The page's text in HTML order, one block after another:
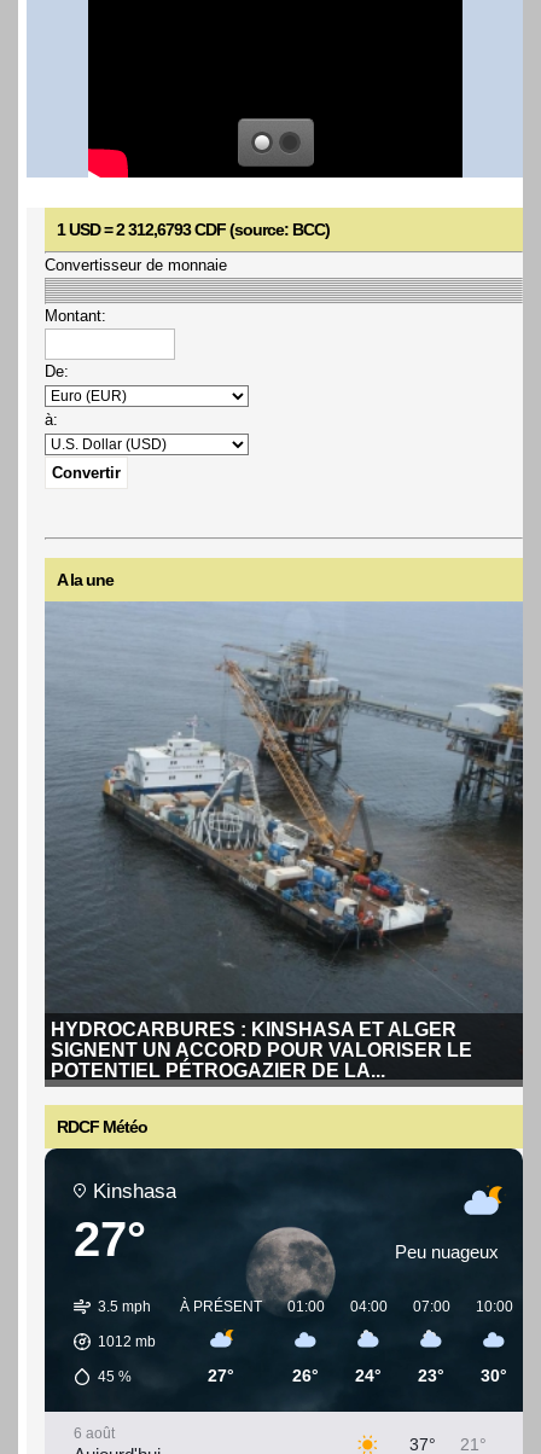
1 USD = 2 312,6793 CDF (source: BCC)
Convertisseur de monnaie
Montant:
De:
à:
A la une
HYDROCARBURES : KINSHASA ET ALGER
SIGNENT UN ACCORD POUR VALORISER LE
POTENTIEL PÉTROGAZIER DE LA...
HYDROCARBURES : KINSHASA ET ALGER
SIGNENT UN ACCORD POUR VALORISER LE
POTENTIEL PÉTROGAZIER DE LA...
La République démocratique du Congo a signé un
partenariat stratégique avec l'Algérie pour...
Lire la suite
RDCF Météo
Kinshasa
27° Peu nuageux
3.5 mph
1012 mb
45 %
À PRÉSENT
27°
01:00
26°
04:00
24°
07:00
23°
10:00
30°
6 août
37° 21°